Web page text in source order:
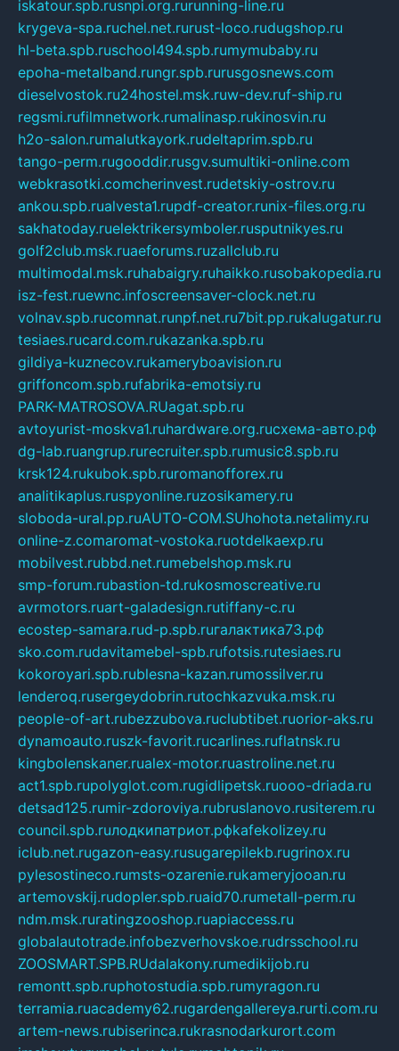
iskatour.spb.rusnpi.org.rurunning-line.ru
krygeva-spa.ruchel.net.rurust-loco.rudugshop.ru
hl-beta.spb.ruschool494.spb.rumymubaby.ru
epoha-metalband.rungr.spb.rurusgosnews.com
dieselvostok.ru24hostel.msk.ruw-dev.ruf-ship.ru
regsmi.rufilmnetwork.rumalinasp.rukinosvin.ru
h2o-salon.rumalutkayork.rudeltaprim.spb.ru
tango-perm.rugooddir.rusgv.sumultiki-online.com
webkrasotki.comcherinvest.rudetskiy-ostrov.ru
ankou.spb.rualvesta1.rupdf-creator.runix-files.org.ru
sakhatoday.ruelektrikersymboler.rusputnikyes.ru
golf2club.msk.ruaeforums.ruzallclub.ru
multimodal.msk.ruhabaigry.ruhaikko.rusobakopedia.ru
isz-fest.ruewnc.infoscreensaver-clock.net.ru
volnav.spb.rucomnat.runpf.net.ru7bit.pp.rukalugatur.ru
tesiaes.rucard.com.rukazanka.spb.ru
gildiya-kuznecov.rukameryboavision.ru
griffoncom.spb.rufabrika-emotsiy.ru
PARK-MATROSOVA.RUagat.spb.ru
avtoyurist-moskva1.ruhardware.org.ruсхема-авто.рф
dg-lab.ruangrup.rurecruiter.spb.rumusic8.spb.ru
krsk124.rukubok.spb.ruromanofforex.ru
analitikaplus.ruspyonline.ruzosikamery.ru
sloboda-ural.pp.ruAUTO-COM.SUhohota.netalimy.ru
online-z.comaromat-vostoka.ruotdelkaexp.ru
mobilvest.rubbd.net.rumebelshop.msk.ru
smp-forum.rubastion-td.rukosmoscreative.ru
avrmotors.ruart-galadesign.rutiffany-c.ru
ecostep-samara.rud-p.spb.ruгалактика73.рф
sko.com.rudavitamebel-spb.rufotsis.rutesiaes.ru
kokoroyari.spb.rublesna-kazan.rumossilver.ru
lenderoq.rusergeydobrin.rutochkazvuka.msk.ru
people-of-art.rubezzubova.ruclubtibet.ruorior-aks.ru
dynamoauto.ruszk-favorit.rucarlines.ruflatnsk.ru
kingbolenskaner.rualex-motor.ruastroline.net.ru
act1.spb.rupolyglot.com.rugidlipetsk.ruooo-driada.ru
detsad125.rumir-zdoroviya.rubruslanovo.rusiterem.ru
council.spb.ruлодкипатриот.рфkafekolizey.ru
iclub.net.rugazon-easy.rusugarepilekb.rugrinox.ru
pylesostineco.rumsts-ozarenie.rukameryjooan.ru
artemovskij.rudopler.spb.ruaid70.rumetall-perm.ru
ndm.msk.ruratingzooshop.ruapiaccess.ru
globalautotrade.infobezverhovskoe.rudrsschool.ru
ZOOSMART.SPB.RUdalakony.rumedikijob.ru
remontt.spb.ruphotostudia.spb.rumyragon.ru
terramia.ruacademy62.rugardengallereya.rurti.com.ru
artem-news.rubiserinca.rukrasnodarkurort.com